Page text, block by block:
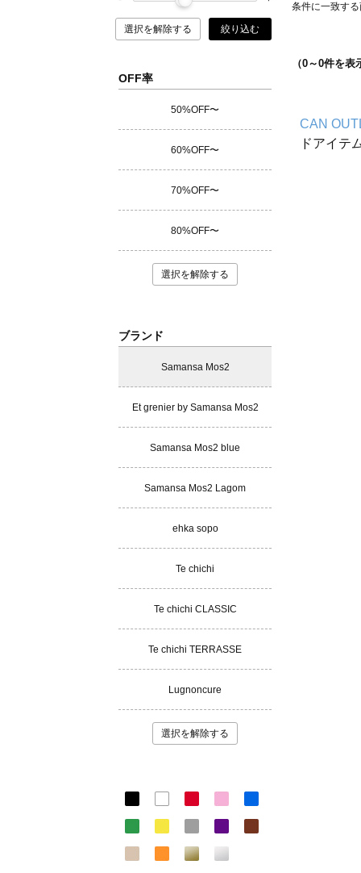
選択を解除する 絞り込む
OFF率
50%OFF〜
60%OFF〜
70%OFF〜
80%OFF〜
選択を解除する
ブランド
Samansa Mos2
Et grenier by Samansa Mos2
Samansa Mos2 blue
Samansa Mos2 Lagom
ehka sopo
Te chichi
Te chichi CLASSIC
Te chichi TERRASSE
Lugnoncure
選択を解除する
条件に一致す
（0～0件を表
CAN
ドアイテ